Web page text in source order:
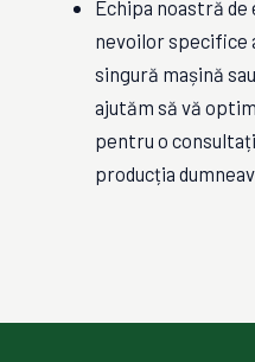
Echipa noastră
nevoilor specifice
singură mașină
ajutăm să vă
pentru o
producția